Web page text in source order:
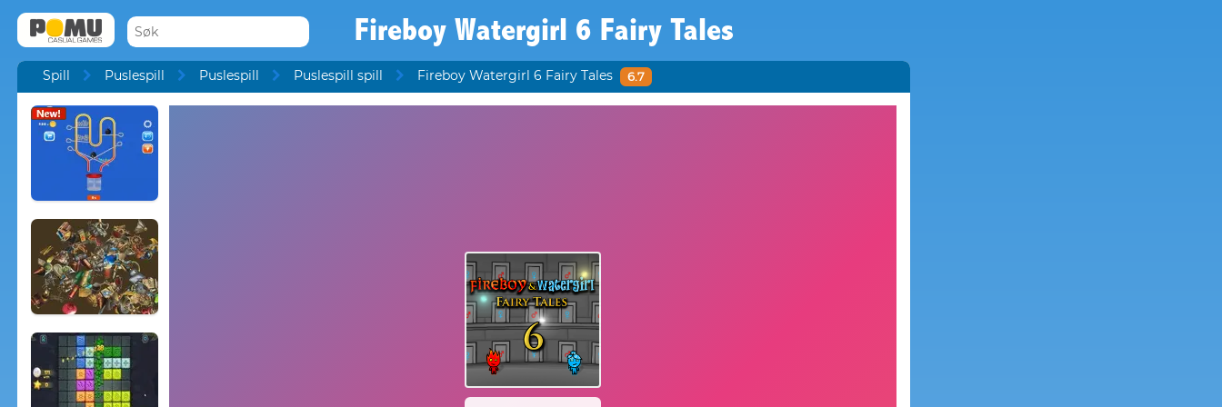
Fireboy Watergirl 6 Fairy Tales
Spill Puslespill Puslespill Puslespill spill Fireboy Watergirl 6 Fairy Tales 6.7